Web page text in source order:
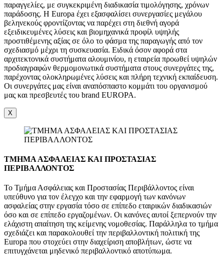
παραγγελίες, με συγκεκριμένη διαδικασία τιμολόγησης, χρόνων
παράδοσης. Η Europa έχει εξασφαλίσει συνεργασίες μεγάλου
βεληνεκούς φροντίζοντας να παρέχει στη διεθνή αγορά
εξειδικευμένες λύσεις και βιομηχανικά προφίλ υψηλής
προστιθέμενης αξίας σε όλο το φάσμα της παραγωγής από τον
σχεδιασμό μέχρι τη συσκευασία. Ειδικά όσον αφορά στα
αρχιτεκτονικά συστήματα αλουμινίου, η εταιρεία προωθεί υψηλών
προδιαγραφών θερμομονωτικά συστήματα στους συνεργάτες της,
παρέχοντας ολοκληρωμένες λύσεις και πλήρη τεχνική εκπαίδευση.
Οι συνεργάτες μας είναι αναπόσπαστο κομμάτι του οργανισμού
μας και πρεσβευτές του brand EUROPA.
X
ΤΜΗΜΑ ΑΣΦΑΛΕΙΑΣ ΚΑΙ ΠΡΟΣΤΑΣΙΑΣ
ΠΕΡΙΒΑΛΛΟΝΤΟΣ
Το Τμήμα Ασφάλειας και Προστασίας Περιβάλλοντος είναι
υπεύθυνο για τον έλεγχο και την εφαρμογή των κανόνων
ασφαλείας στην εργασία τόσο σε επίπεδο εταιρικών διαδικασιών
όσο και σε επίπεδο εργαζομένων. Οι κανόνες αυτοί ξεπερνούν την
ελάχιστη απαίτηση της κείμενης νομοθεσίας. Παράλληλα το τμήμα
σχεδιάζει και παρακολουθεί την περιβαλλοντική πολιτική της
Europa που στοχεύει στην διαχείριση αποβλήτων, ώστε να
επιτυγχάνεται μηδενικό περιβαλλοντικό αποτύπωμα.